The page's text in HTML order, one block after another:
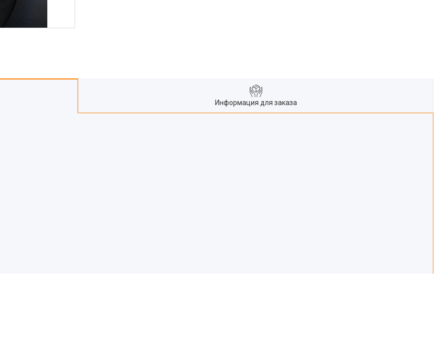
Информация для заказа